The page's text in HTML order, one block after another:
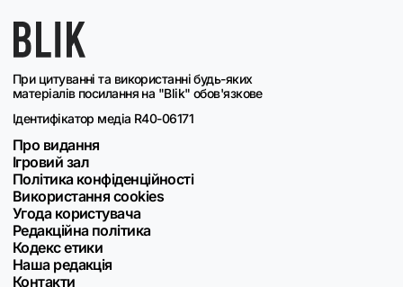
При цитуванні та використанні будь-яких
матеріалів посилання на "Blik" обов'язкове
Ідентифікатор медіа R40-06171
Про видання
Ігровий зал
Політика конфіденційності
Використання cookies
Угода користувача
Редакційна політика
Кодекс етики
Наша редакція
Контакти